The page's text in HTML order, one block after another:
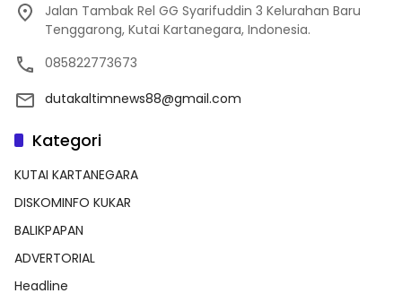
Jalan Tambak Rel GG Syarifuddin 3 Kelurahan Baru
Tenggarong, Kutai Kartanegara, Indonesia.
085822773673
dutakaltimnews88@gmail.com
Kategori
KUTAI KARTANEGARA
DISKOMINFO KUKAR
BALIKPAPAN
ADVERTORIAL
Headline